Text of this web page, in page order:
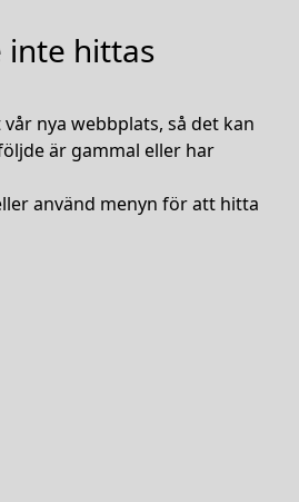
inte hittas
nya webbplats, så det kan
är gammal eller har
använd menyn för att hitta